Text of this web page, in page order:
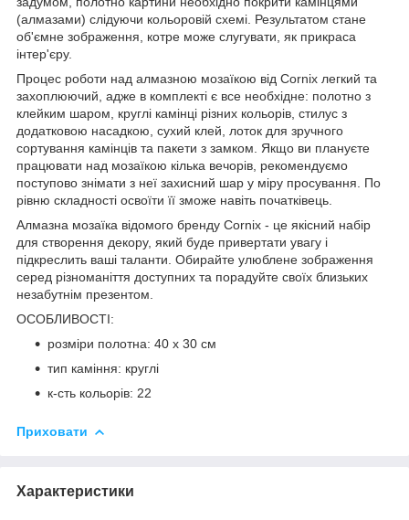
(алмазами) слідуючи кольоровій схемі. Результатом стане
об'ємне зображення, котре може слугувати, як прикраса
інтер'єру.
Процес роботи над алмазною мозаїкою від Cornix легкий та
захоплюючий, адже в комплекті є все необхідне: полотно з
клейким шаром, круглі камінці різних кольорів, стилус з
додатковою насадкою, сухий клей, лоток для зручного
сортування камінців та пакети з замком. Якщо ви плануєте
працювати над мозаїкою кілька вечорів, рекомендуємо
поступово знімати з неї захисний шар у міру просування. По
рівню складності освоїти її зможе навіть початківець.
Алмазна мозаїка відомого бренду Cornix - це якісний набір
для створення декору, який буде привертати увагу і
підкреслить ваші таланти. Обирайте улюблене зображення
серед різноманіття доступних та порадуйте своїх близьких
незабутнім презентом.
ОСОБЛИВОСТІ:
розміри полотна: 40 x 30 см
тип каміння: круглі
к-сть кольорів: 22
Приховати
Характеристики